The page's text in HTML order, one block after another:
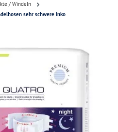
/ Windeln
sehr schwere Inko